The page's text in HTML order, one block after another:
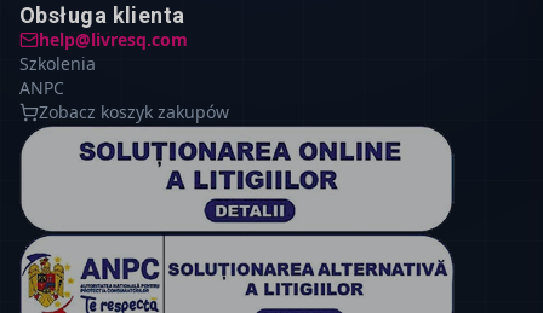
Obsługa klienta
help@livresq.com
Szkolenia
ANPC
Zobacz koszyk zakupów